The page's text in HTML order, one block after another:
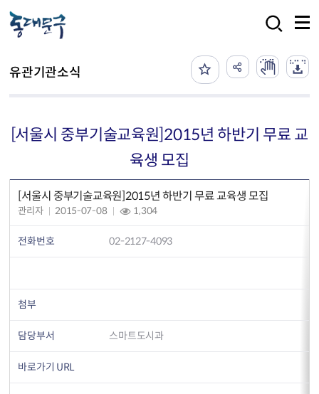
유관기관소식
[서울시 중부기술교육원]2015년 하반기 무료 교
육생 모집
[서울시 중부기술교육원]2015년 하반기 무료 교육생 모집
관리자 2015-07-08 1,304
전화번호 02-2127-4093
첨부
담당부서 스마트도시과
바로가기 URL